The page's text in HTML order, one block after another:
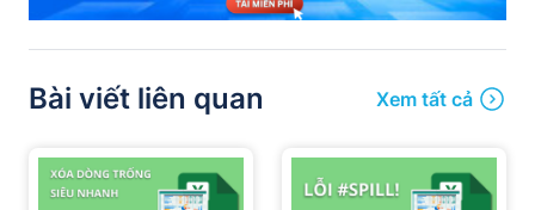
Bài viết liên quan Xem tất cả